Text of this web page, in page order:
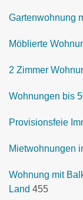
Gartenwohnung
Möblierte
2 Zimmer
Wohnungen bis
Provisionsfeie
Mietwohnungen
Wohnung mit
Land 455